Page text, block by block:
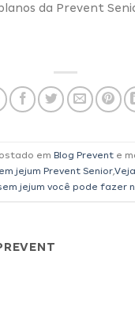
da Prevent
em Blog Prevente
jejum Prevent Senior,
jejum você pode fazer